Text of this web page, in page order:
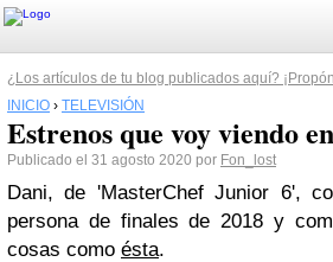
¿Los artículos de tu blog publicados aquí?
INICIO › TELEVISIÓN
Estrenos que voy viendo
Publicado el 31 agosto 2020 por Fon_lost
Dani, de 'MasterChef Junior 6',
persona de finales de 2018 y
cosas como ésta.